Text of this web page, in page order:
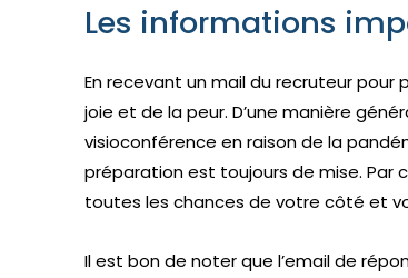
Les informations
En recevant un mail du recruteur
joie et de la peur. D’une manière
visioconférence en raison de la
préparation est toujours de mise.
toutes les chances de votre côté et
Il est bon de noter que l’email de